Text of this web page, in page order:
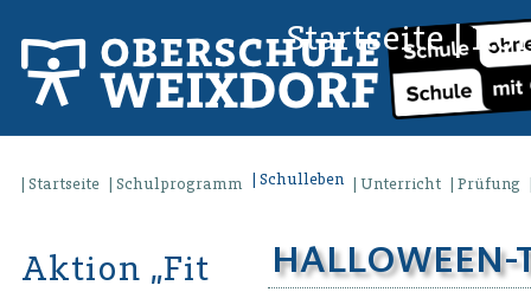
Startseite|
Startseite Schulprogramm Schulleben Unterricht Prüfung
HALLOWEEN-
Aktion „Fit